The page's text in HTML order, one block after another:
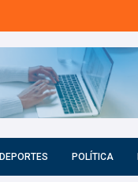
DEPORTES POLÍTICA